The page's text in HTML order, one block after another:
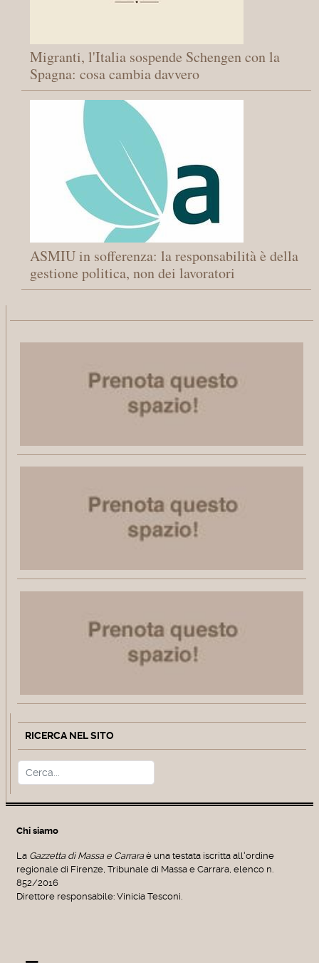
Migranti, l'Italia sospende Schengen con la
Spagna: cosa cambia davvero
ASMIU in sofferenza: la responsabilità è della
gestione politica, non dei lavoratori
RICERCA NEL SITO
Cerca Type 2 or more characters for
Chi siamo
La Gazzetta di Massa e Carraraè una testata iscritta all'ordine
regionale di Firenze, Tribunale di Massa e Carrara, elenco n.
852/2016
Direttore responsabile: Vinicia Tesconi.